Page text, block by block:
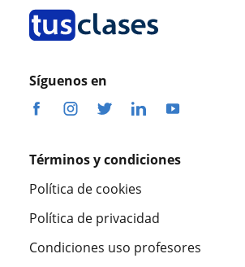
Síguenos en
Términos y condiciones
Política de cookies
Política de privacidad
Condiciones uso profesores